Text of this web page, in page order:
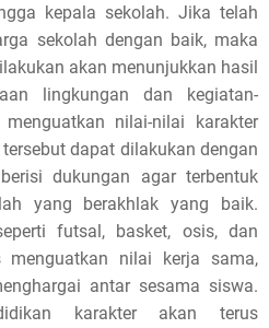
kepala sekolah. Jika telah
sekolah dengan baik, maka
akan menunjukkan hasil
lingkungan dan kegiatan-
nilai-nilai karakter
dapat dilakukan dengan
dukungan agar terbentuk
yang berakhlak yang baik.
futsal, basket, osis, dan
nilai kerja sama,
antar sesama siswa.
karakter akan terus